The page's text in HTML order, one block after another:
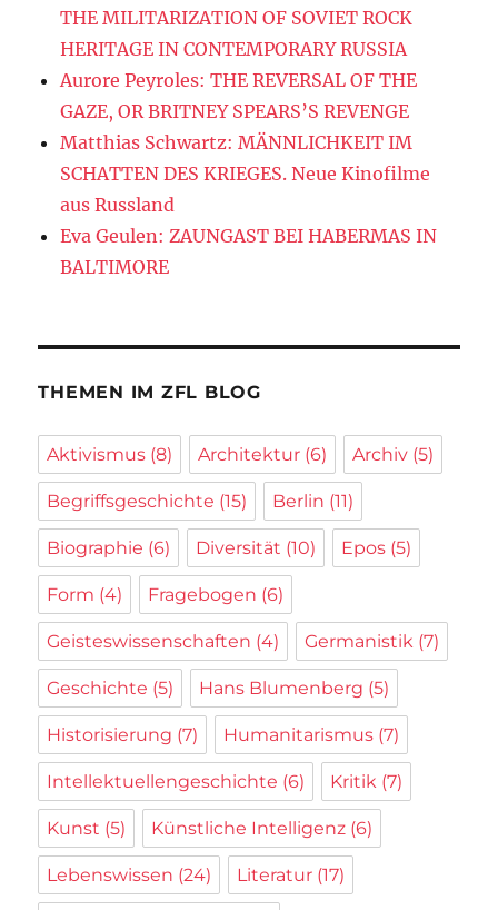
THE MILITARIZATION OF SOVIET ROCK
HERITAGE IN CONTEMPORARY RUSSIA
Aurore Peyroles: THE REVERSAL OF THE
GAZE, OR BRITNEY SPEARS’S REVENGE
Matthias Schwartz: MÄNNLICHKEIT IM
SCHATTEN DES KRIEGES. Neue Kinofilme
aus Russland
Eva Geulen: ZAUNGAST BEI HABERMAS IN
BALTIMORE
THEMEN IM ZFL BLOG
Aktivismus (8) Architektur (6) Archiv (5)
Begriffsgeschichte (15) Berlin (11)
Biographie (6) Diversität (10) Epos (5)
Form (4) Fragebogen (6)
Geisteswissenschaften (4) Germanistik (7)
Geschichte (5) Hans Blumenberg (5)
Historisierung (7) Humanitarismus (7)
Intellektuellengeschichte (6) Kritik (7)
Kunst (5) Künstliche Intelligenz (6)
Lebenswissen (24) Literatur (17)